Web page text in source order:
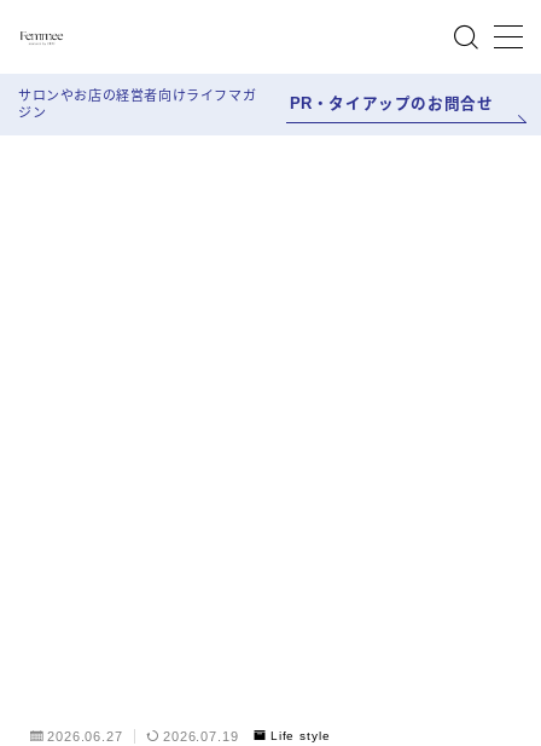
MENU
サロンやお店の経営者向けライフマガ
ジン
PR・タイアップのお問合せ
2026.06.27 2026.07.19 Life style